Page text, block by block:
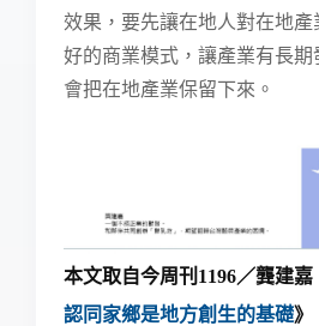
效果，要先讓在地人對在地
好的商業模式，讓產業有長期
會把在地產業保留下來。
本文取自今周刊1196／龔建嘉
認同家鄉是地方創生的基礎》